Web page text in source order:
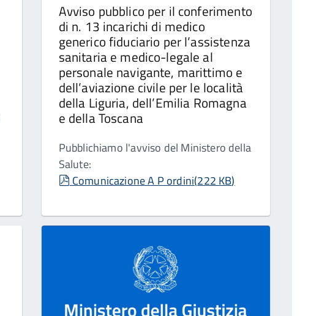
Avviso pubblico per il conferimento
di n. 13 incarichi di medico
generico fiduciario per l’assistenza
sanitaria e medico-legale al
personale navigante, marittimo e
dell’aviazione civile per le località
della Liguria, dell’Emilia Romagna
e della Toscana
Pubblichiamo l'avviso del Ministero della
Salute:
pdf
Comunicazione A P ordini(222 KB)